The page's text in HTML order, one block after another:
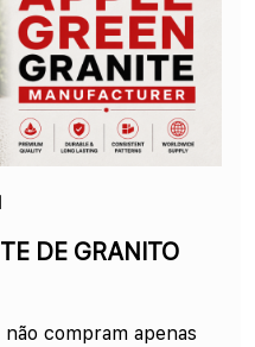
DE GRANITO
compram apenas